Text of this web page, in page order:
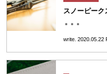
スノーピー
＊＊＊
write. 2020.05.22